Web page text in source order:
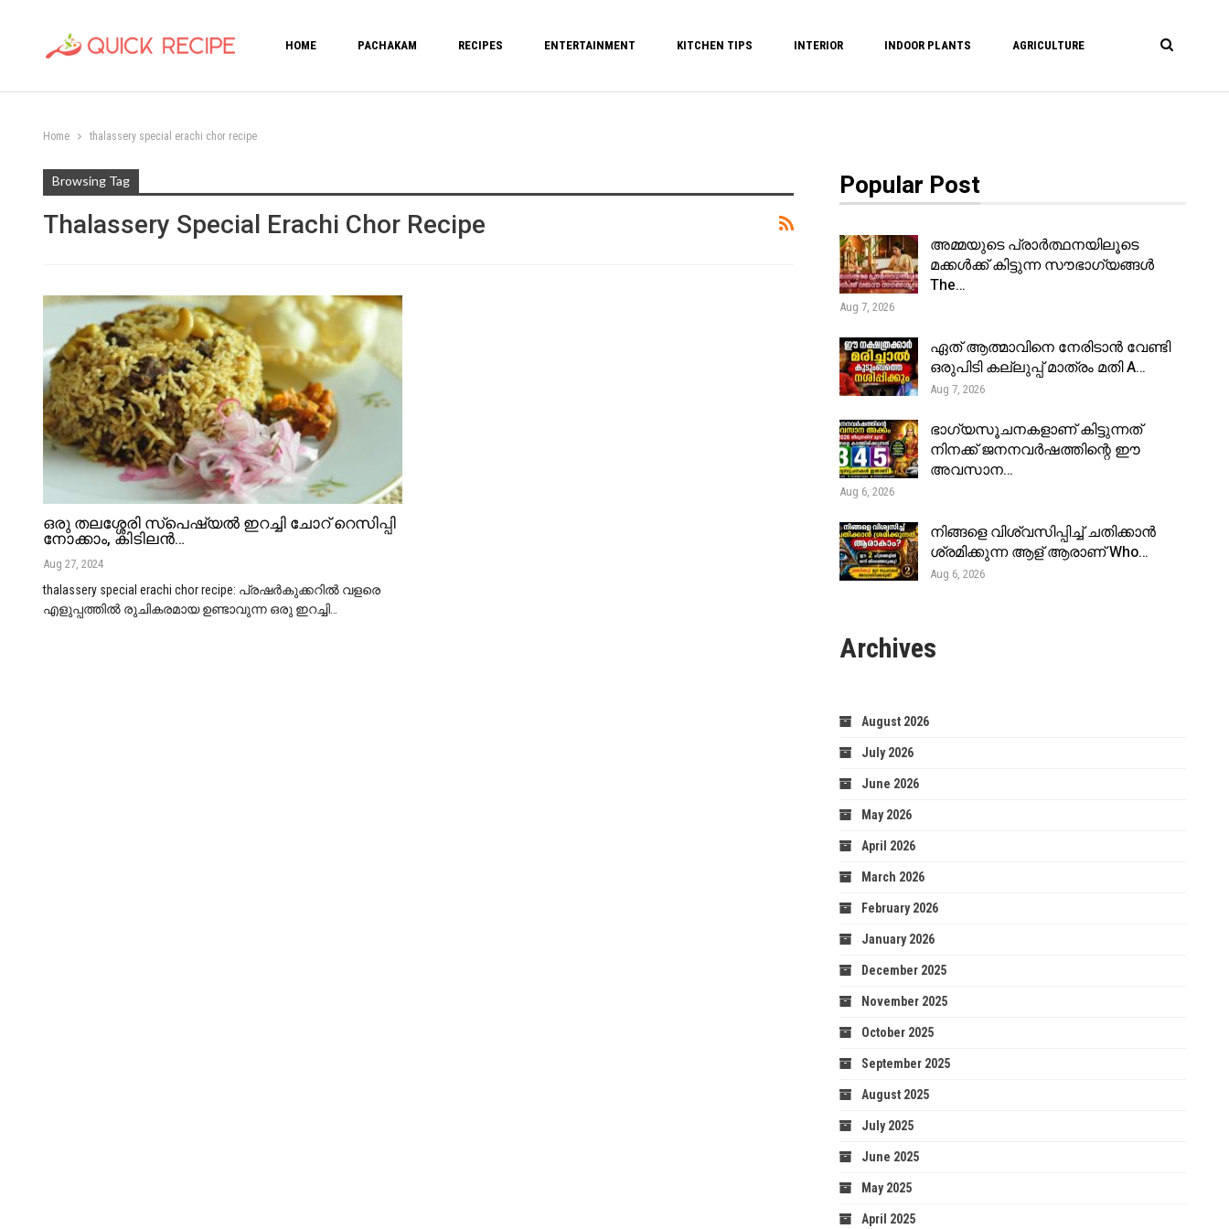
HOME PACHAKAM RECIPES ENTERTAINMENT KITCHEN TIPS INTERIOR INDOOR PLANTS AGRICULTURE
Home thalassery special erachi chor recipe
Browsing Tag
Thalassery Special Erachi Chor Recipe
ഒരു തലശ്ശേരി സ്പെഷ്യൽ ഇറച്ചി ചോറ് റെസിപ്പി
നോക്കാം, കിടിലൻ…
Aug 27, 2024
thalassery special erachi chor recipe: പ്രഷർകുക്കറിൽ വളരെ
എളുപ്പത്തിൽ രുചികരമായ ഉണ്ടാവുന്ന ഒരു ഇറച്ചി
Popular Post
അമ്മയുടെ പ്രാർത്ഥനയിലൂടെ
മക്കൾക്ക് കിട്ടുന്ന സൗഭാഗ്യങ്ങൾ
The…
Aug 7, 2026
ഏത് ആത്മാവിനെ നേരിടാൻ വേണ്ടി
ഒരുപിടി കല്ലുപ്പ് മാത്രം മതി A…
Aug 7, 2026
ഭാഗ്യസൂചനകളാണ് കിട്ടുന്നത്
നിനക്ക് ജനനവർഷത്തിന്റെ ഈ
അവസാന…
Aug 6, 2026
നിങ്ങളെ വിശ്വസിപ്പിച്ച് ചതിക്കാൻ
ശ്രമിക്കുന്ന ആള് ആരാണ് Who…
Aug 6, 2026
Archives
August 2026
July 2026
June 2026
May 2026
April 2026
March 2026
February 2026
January 2026
December 2025
November 2025
October 2025
September 2025
August 2025
July 2025
June 2025
May 2025
April 2025